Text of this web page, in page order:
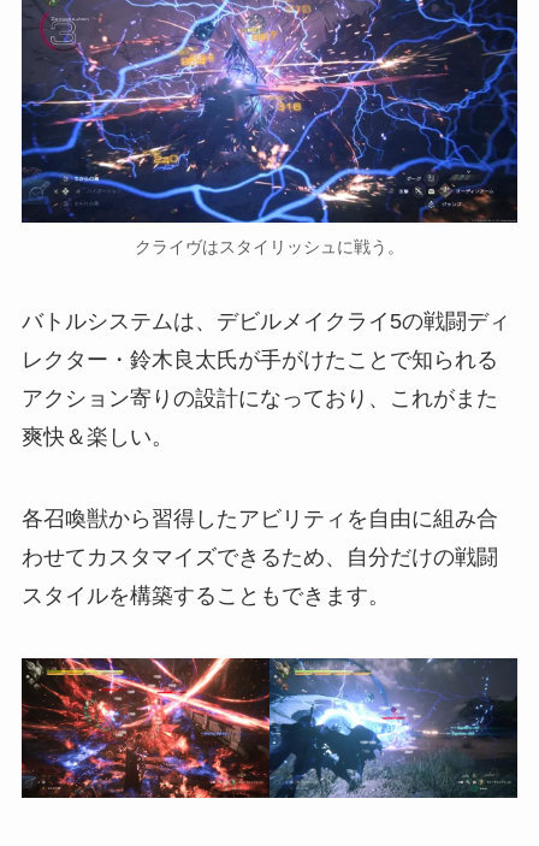
クライヴはスタイリッシュに戦う。
バトルシステムは、デビルメイクライ5の戦闘ディ
レクター・鈴木良太氏が手がけたことで知られる
アクション寄りの設計になっており、これがまた
爽快＆楽しい。
各召喚獣から習得したアビリティを自由に組み合
わせてカスタマイズできるため、自分だけの戦闘
スタイルを構築することもできます。